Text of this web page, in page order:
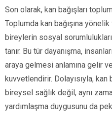
Son olarak, kan bağışları
Toplumda kan bağışına yönelik
bireylerin sosyal
tanır. Bu tür dayanışma,
araya gelmesi anlamına gelir
kuvvetlendirir. Dolayısıyla, kan
bireysel sağlık değil, aynı
yardımlaşma duygusunu da